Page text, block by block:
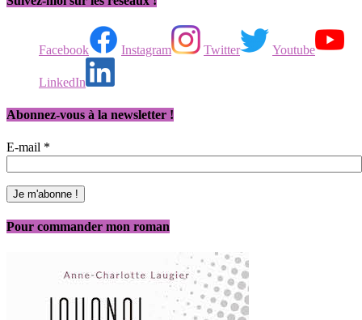
Facebook Instagram Twitter Youtube
LinkedIn
Abonnez-vous à la newsletter !
E-mail *
Pour commander mon roman